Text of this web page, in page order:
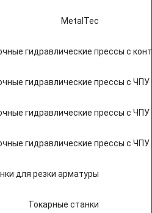
MetalTec
гидравлические прессы с
гидравлические прессы с
гидравлические прессы с ЧПУ
гидравлические прессы с
для резки арматуры
Токарные станки